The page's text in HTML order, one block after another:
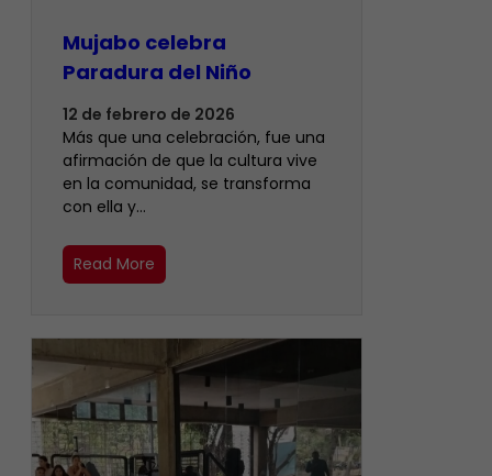
Mujabo celebra
Paradura del Niño
12 de febrero de 2026
Más que una celebración, fue una
afirmación de que la cultura vive
en la comunidad, se transforma
con ella y…
Read More